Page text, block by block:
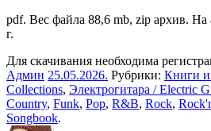
pdf. Вес файла 88,6 mb, zip архив. На
г.
Для скачивания необходима
Админ 25.05.2026. Рубрики: Книги и
Collections, Электрогитара / Electric
Country, Funk, Pop, R&B, Rock,
Songbook.